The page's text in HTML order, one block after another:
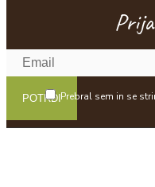
POTRDIPrebral sem in se